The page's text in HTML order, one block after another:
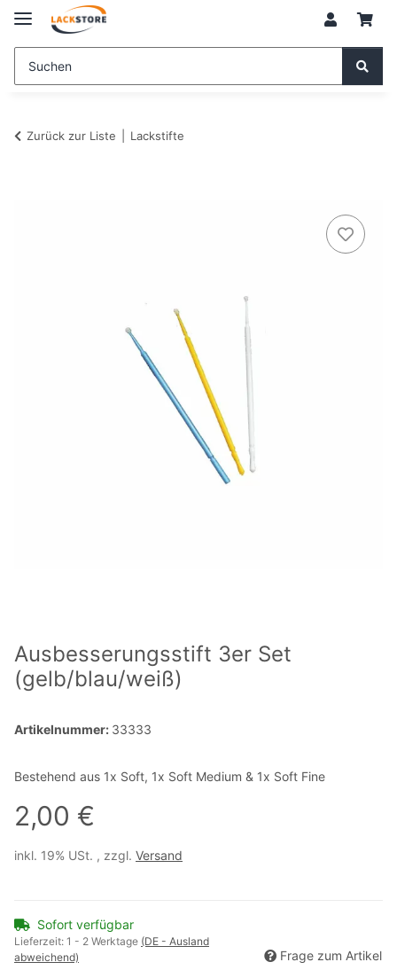
Zurück zur Liste Lackstifte
Ausbesserungsstift 3er Set
(gelb/blau/weiß)
Artikelnummer: 33333
Bestehend aus 1x Soft, 1x Soft Medium & 1x Soft Fine
2,00 €
inkl. 19% USt. , zzgl. Versand
Sofort verfügbar
Lieferzeit: 1 - 2 Werktage (DE - Ausland
abweichend)
Frage zum Artikel